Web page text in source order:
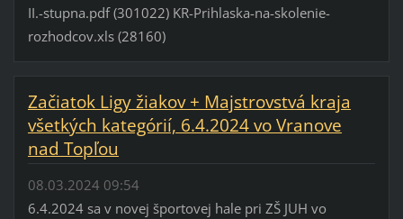
II.-stupna.pdf (301022) KR-Prihlaska-na-skolenie-
rozhodcov.xls (28160)
Začiatok Ligy žiakov + Majstrovstvá kraja
všetkých kategórií, 6.4.2024 vo Vranove
nad Topľou
08.03.2024 09:54
6.4.2024 sa v novej športovej hale pri ZŠ JUH vo